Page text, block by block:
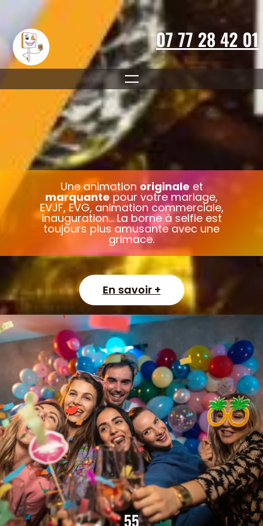
contenu
07 77 28 42 01
Une animation originale et
marquante pour votre mariage,
EVJF, EVG, animation commerciale,
inauguration… La borne à selfie est
toujours plus amusante avec une
grimace.
En savoir +
55